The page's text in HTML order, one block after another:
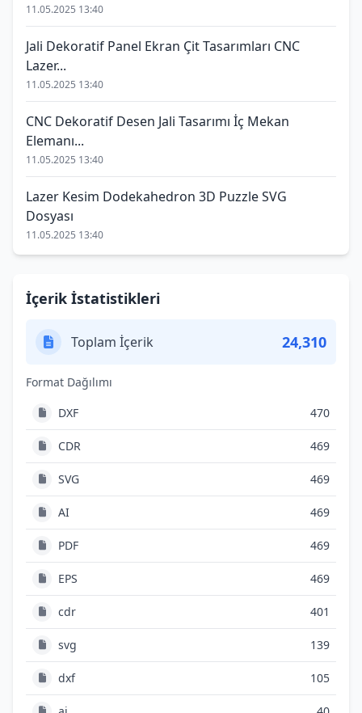
11.05.2025 13:40
Jali Dekoratif Panel Ekran Çit Tasarımları CNC
Lazer...
11.05.2025 13:40
CNC Dekoratif Desen Jali Tasarımı İç Mekan
Elemanı...
11.05.2025 13:40
Lazer Kesim Dodekahedron 3D Puzzle SVG
Dosyası
11.05.2025 13:40
İçerik İstatistikleri
Toplam İçerik 24,310
Format Dağılımı
DXF
470
CDR 469
SVG 469
AI 469
PDF 469
EPS 469
cdr 401
svg 139
dxf 105